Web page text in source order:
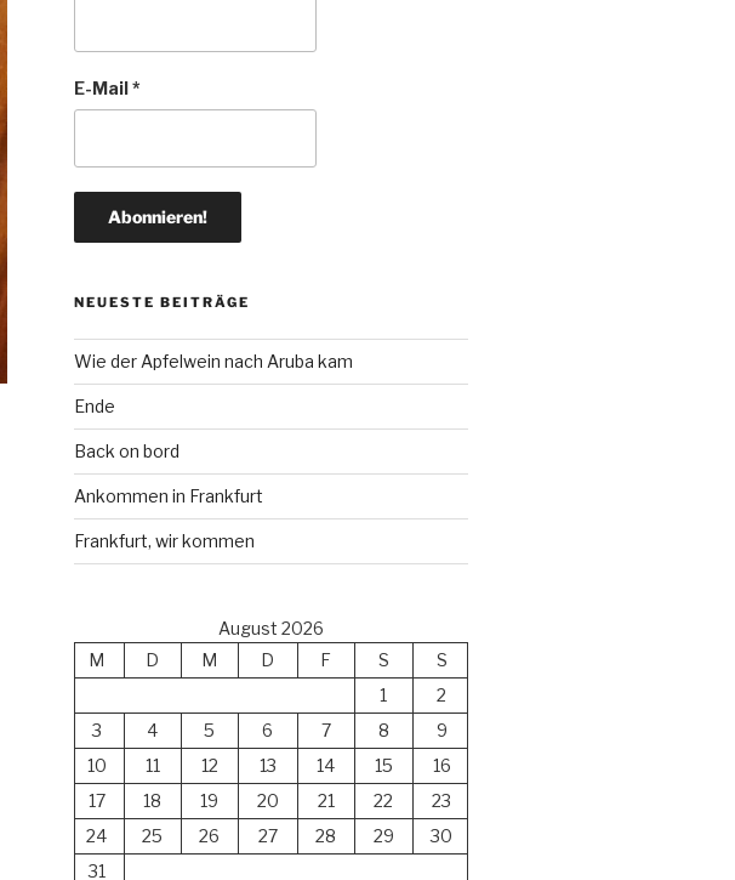
E-Mail*
NEUESTE BEITRÄGE
Wie der Apfelwein nach Aruba kam
Ende
Back on bord
Ankommen in Frankfurt
Frankfurt, wir kommen
August 2026
M
D M D F S
S
1
2
3
4 5 6 7 8
9
10
11 12 13 14 15
16
17
18 19 20 21 22
23
24
25 26 27 28 29
30
31